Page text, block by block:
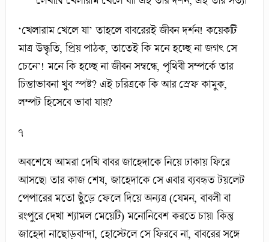
‘খেলারাম খেলে যা’ তাহলে বাবরেরই জীবন দর্শন! কয়েকটি
মাত্র উদ্ধৃতি, প্রিয় পাঠক, তাতেই কি মনে হচ্ছে না জগৎ সে
চেনে’! মনে কি হচ্ছে না জীবন সম্বন্ধে, পৃথিবী সম্পর্কে তার
চিন্তাভাবনা খুব স্পষ্ট? এই চরিত্রকে কি আর স্রেফ কামুক,
লম্পট হিসেবে ভাবা যায়?
৭
অবশেষে আমরা দেখি বাবর জাহেদাকে নিয়ে ঢাকায় ফিরে
আসছে। তার কাজ শেষ, জাহেদাকে সে এবার ব্যবহৃত টয়লেট
পেপারের মতো ছুঁড়ে ফেলে দিয়ে অন্যত্র (যেমন, বাবলী বা
রংপুরে দেখা শ্যামল মেয়েটি) মনোনিবেশ করতে চায়। কিন্তু
জাহেদা নাছোড়বান্দা, হোস্টেলে সে ফিরবে না, বাবরের সঙ্গে